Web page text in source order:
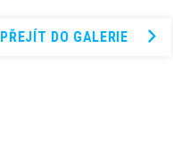
PŘEJÍT DO GALERIE